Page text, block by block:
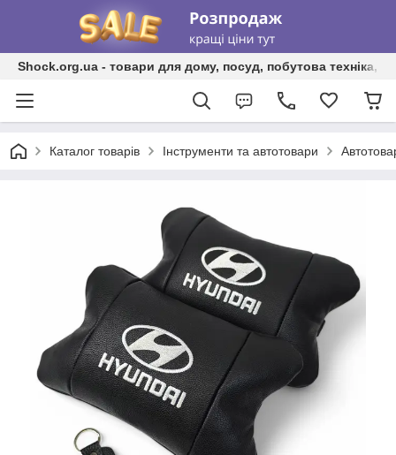
Shock.org.ua - товари для дому, посуд, побутова техніка,
Каталог товарів Інструменти та автотовари